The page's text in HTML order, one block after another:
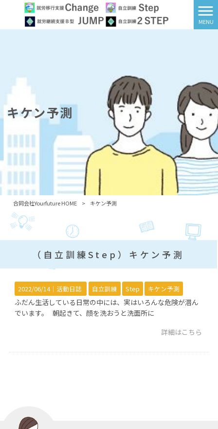
MENU
キケン予測
合同会社Yourfuture HOME > キケン予測
（自立訓練Step）キケン予測
2022/06/14｜ 活動日誌 自立訓練 Step キケン予測
ふだん生活している日常の中には、実はいろんな危険が潜ん
でいます。 朝起きて、顔を洗おうと洗面所に
詳細はこちら